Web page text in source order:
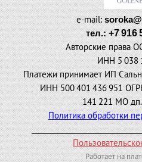
e-mail:
тел.:+7 916
Авторские права
ИНН 5 038
Платежи принимает ИП
ИНН 500 401 436 951
141 221 МО
Политика обработки
Работает на